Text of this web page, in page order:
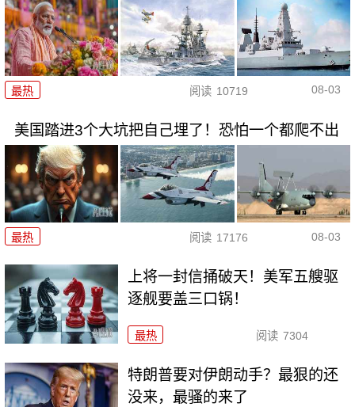
最热 阅读 10719 08-03
美国踏进3个大坑把自己埋了！恐怕一个都爬不出
最热 阅读 17176 08-03
上将一封信捅破天！美军五艘驱
逐舰要盖三口锅！
最热 阅读 7304
特朗普要对伊朗动手？最狠的还
没来，最骚的来了